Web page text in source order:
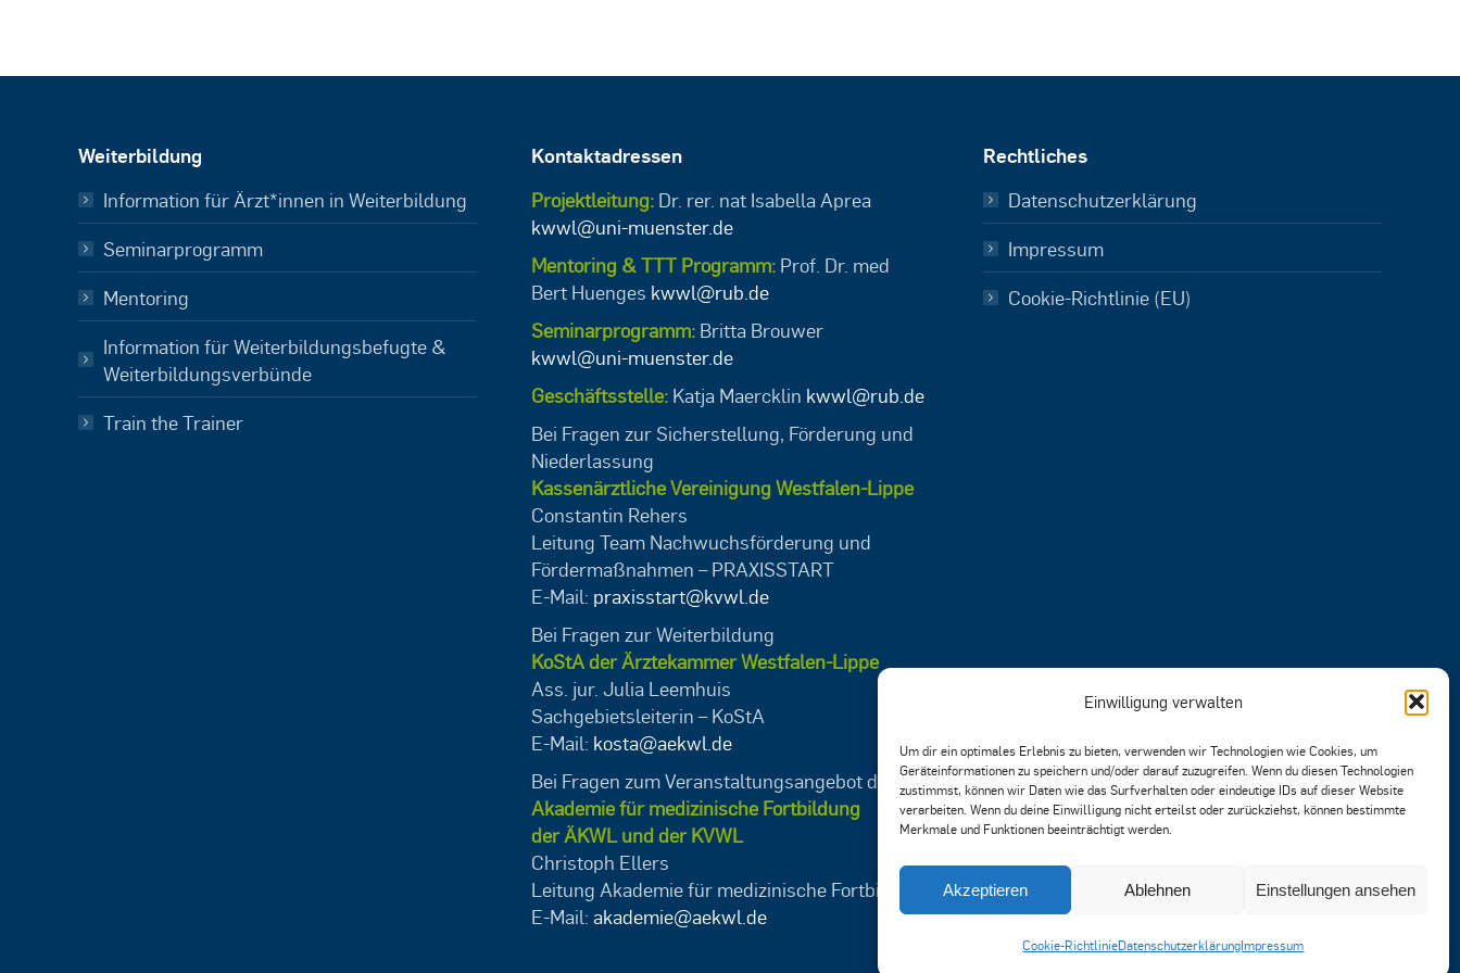
Einwilligung verwalten
Um dir ein optimales Erlebnis zu bieten, verwenden wir Technologien wie Cookies, um
Geräteinformationen zu speichern und/oder darauf zuzugreifen. Wenn du diesen Technologien
zustimmst, können wir Daten wie das Surfverhalten oder eindeutige IDs auf dieser Website
verarbeiten. Wenn du deine Einwilligung nicht erteilst oder zurückziehst, können bestimmte
Merkmale und Funktionen beeinträchtigt werden.
Akzeptieren Ablehnen Einstellungen ansehen
Cookie-RichtlinieDatenschutzerklärungImpressum
Weiterbildung
Information für Ärzt*innen in Weiterbildung
Seminarprogramm
Mentoring
Information für Weiterbildungsbefugte &
Weiterbildungsverbünde
Train the Trainer
Kontaktadressen
Projektleitung: Dr. rer. nat Isabella Aprea
kwwl@uni-muenster.de
Mentoring & TTT Programm: Prof. Dr. med
Bert Huenges kwwl@rub.de
Seminarprogramm:Britta Brouwer
kwwl@uni-muenster.de
Geschäftsstelle: Katja Maercklin kwwl@rub.de
Bei Fragen zur Sicherstellung, Förderung und
Niederlassung
Kassenärztliche Vereinigung Westfalen-Lippe
Constantin Rehers
Leitung Team Nachwuchsförderung und
Fördermaßnahmen – PRAXISSTART
E-Mail: praxisstart@kvwl.de
Bei Fragen zur Weiterbildung
KoStA der Ärztekammer Westfalen-Lippe
Ass. jur. Julia Leemhuis
Sachgebietsleiterin – KoStA
E-Mail: kosta@aekwl.de
Bei Fragen zum Veranstaltungsangebot der
Akademie für medizinische Fortbildung
der ÄKWL und der KVWL
Christoph Ellers
Leitung Akademie für medizinische Fortbildung
E-Mail: akademie@aekwl.de
Rechtliches
Datenschutzerklärung
Impressum
Cookie-Richtlinie (EU)